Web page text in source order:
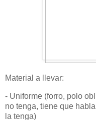
Material a llevar:
- Uniforme (forro, polo
no tenga, tiene que
la tenga)